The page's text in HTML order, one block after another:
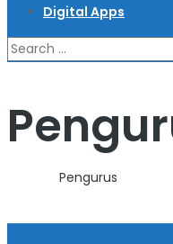
Digital Apps
Search
for:
Pengurus